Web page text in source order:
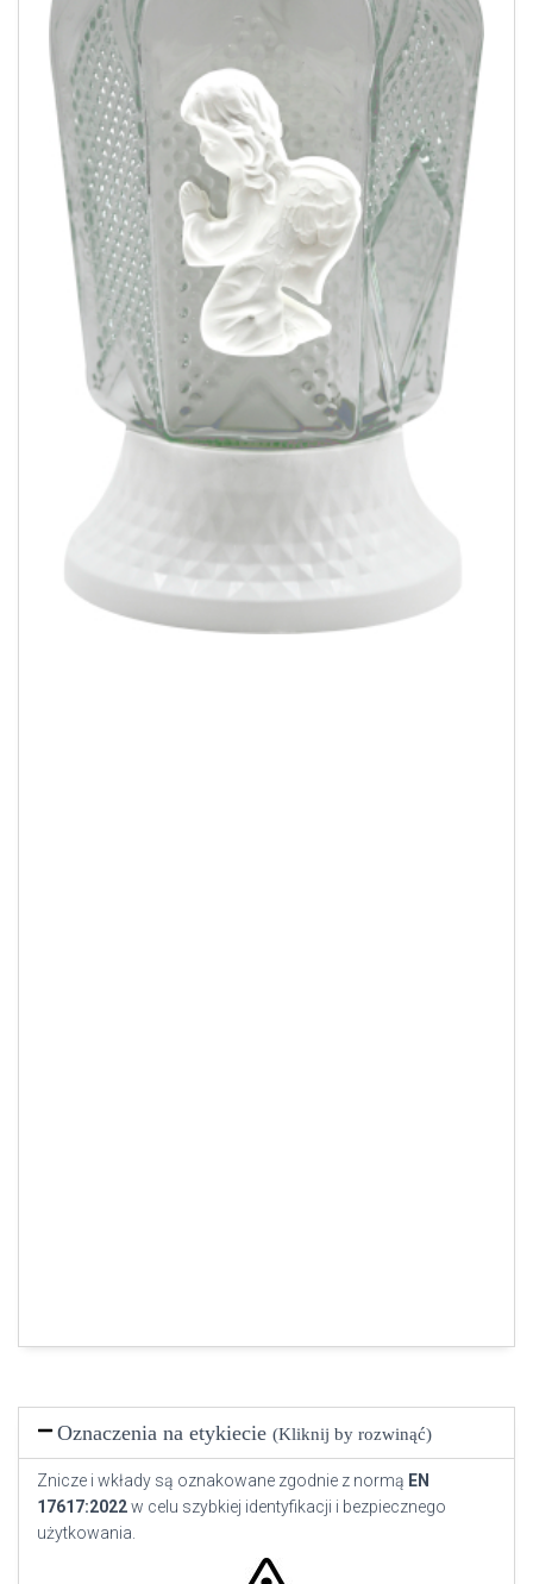
Oznaczenia na etykiecie (Kliknij by rozwinąć)
Znicze i wkłady są oznakowane zgodnie z normą EN
17617:2022w celu szybkiej identyfikacji i bezpiecznego
użytkowania.